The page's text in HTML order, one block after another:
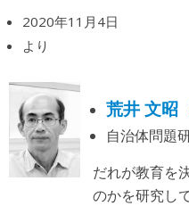
2020年11月4日
より
荒井 文昭
自治体問題
だれが教育を
のかを研究し